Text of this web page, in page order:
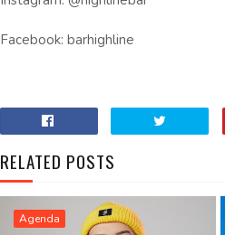
Facebook: barhighline
RELATED POSTS
Agenda